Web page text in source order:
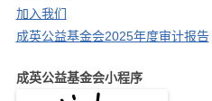
加入我们
成英公益基金会2025年度审计报告
成英公益基金会小程序